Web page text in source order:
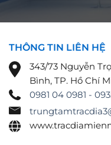
THÔNG TIN LIÊN HỆ
343/73 Nguyễn
Bình, TP. Hồ Chí
0981 04 0981 -